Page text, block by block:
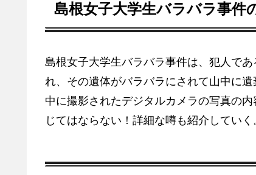
島根女子大学生バラバラ事件
島根女子大学生バラバラ事件は、犯人で
れ、その遺体がバラバラにされて山中に
中に撮影されたデジタルカメラの写真の
じてはならない！詳細な噂も紹介していく